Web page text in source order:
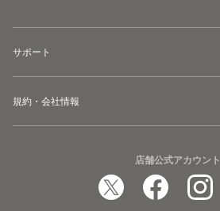
サポート
規約・会社情報
店舗公式アカウント